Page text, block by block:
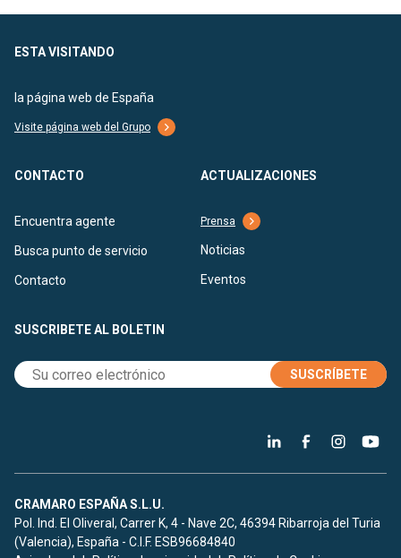
ESTA VISITANDO
la página web de España
Visite página web del Grupo
CONTACTO
Encuentra agente
Busca punto de servicio
Contacto
ACTUALIZACIONES
Prensa
Noticias
Eventos
SUSCRIBETE AL BOLETIN
SUSCRÍBETE
CRAMARO ESPAÑA S.L.U.
Pol. Ind. El Oliveral, Carrer K, 4 - Nave 2C, 46394 Ribarroja del Turia
(Valencia), España - C.I.F. ESB96684840